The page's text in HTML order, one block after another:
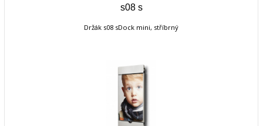
s08 s
Držák s08 sDock mini, stříbrný